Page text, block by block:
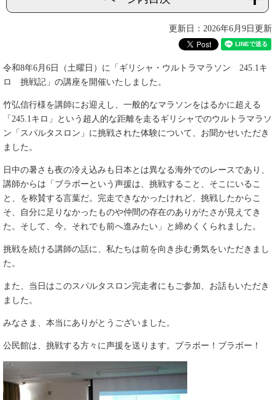
更新日：2026年6月9日更新
令和8年6月6日（土曜日）に「ギリシャ・ウルトラマラソン 245.1キ
ロ 挑戦記」の講座を開催いたしました。
竹弘信行様を講師にお迎えし、一般的なマラソンをはるかに超える
「245.1キロ」という超人的な距離を走るギリシャでのウルトラマラソ
ン「スパルタスロン」に挑戦された体験について、お聞かせいただき
ました。
日中の暑さも夜の冷え込みも日本とは異なる海外でのレースであり、
講師からは「ブラボーという声援は、挑戦すること、そこにいるこ
と、を称賛する言葉だ。完走できなかったけれど、挑戦したからこ
そ、自分に足りなかったものや仲間の存在のありがたさが見えてき
た。そして、今。それでも前へ進みたい」と締めくくられました。
挑戦を続ける講師の話に、私たちは前を向き歩む勇気をいただきまし
た。
また、当日はこのスパルタスロン完走者にもご参加、お話もいただき
ました。
みなさま、本当にありがとうございました。
公民館は、挑戦する方々に声援を送ります。ブラボー！ブラボー！